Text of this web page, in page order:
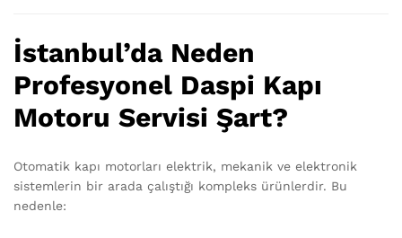
İstanbul’da Neden
Profesyonel Daspi Kapı
Motoru Servisi Şart?
Otomatik kapı motorları elektrik, mekanik ve elektronik
sistemlerin bir arada çalıştığı kompleks ürünlerdir. Bu
nedenle: